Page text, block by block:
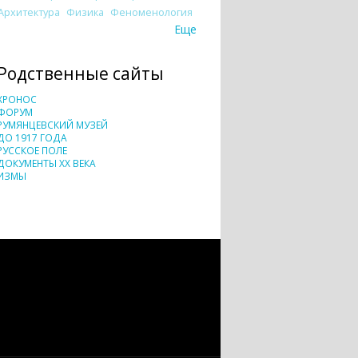
Физика Феноменология
Еще
сайты
МУЗЕЙ
1917 ГОДА
ПОЛЕ
XX ВЕКА